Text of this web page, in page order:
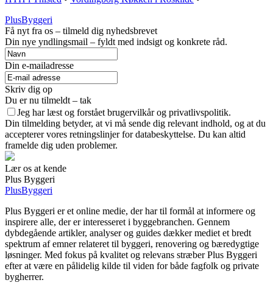
PlusByggeri
Få nyt fra os – tilmeld dig nyhedsbrevet
Din nye yndlingsmail – fyldt med indsigt og konkrete råd.
Din e-mailadresse
Skriv dig op
Du er nu tilmeldt – tak
Jeg har læst og forstået brugervilkår og privatlivspolitik.
Din tilmelding betyder, at vi må sende dig relevant indhold, og at du
accepterer vores retningslinjer for databeskyttelse. Du kan altid
framelde dig uden problemer.
Lær os at kende
Plus Byggeri
PlusByggeri
Plus Byggeri er et online medie, der har til formål at informere og
inspirere alle, der er interesseret i byggebranchen. Gennem
dybdegående artikler, analyser og guides dækker mediet et bredt
spektrum af emner relateret til byggeri, renovering og bæredygtige
løsninger. Med fokus på kvalitet og relevans stræber Plus Byggeri
efter at være en pålidelig kilde til viden for både fagfolk og private
bygherrer.